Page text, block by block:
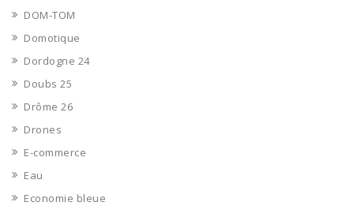
DOM-TOM
Domotique
Dordogne 24
Doubs 25
Drôme 26
Drones
E-commerce
Eau
Economie bleue